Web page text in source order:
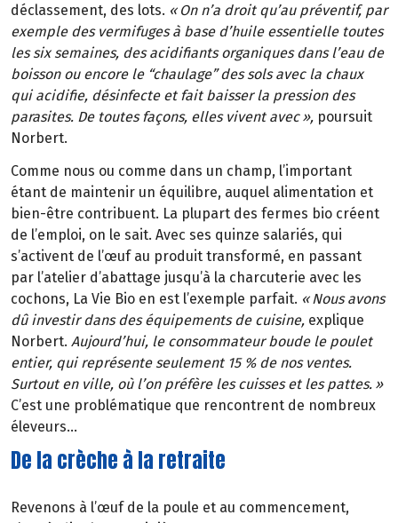
déclassement, des lots. « On n’a droit qu’au préventif, par
exemple des vermifugesà base d’huile essentielle toutes
les six semaines, des acidifiants organiques dans l’eau de
boisson ou encore le “chaulage”des sols avec la chaux
qui acidifie, désinfecte et fait baisser la pression des
parasites. De toutes façons, elles vivent avec », poursuit
Norbert.
Comme nous ou comme dans un champ, l’important
étant de maintenir un équilibre, auquel alimentation et
bien-être contribuent. La plupart des fermes bio créent
de l’emploi, on le sait. Avec ses quinze salariés, qui
s’activent de l’œuf au produit transformé, en passant
par l’atelier d’abattage jusqu’à la charcuterie avec les
cochons, La Vie Bio en est l’exemple parfait. « Nous avons
dûinvestir dans deséquipements de cuisine, explique
Norbert. Aujourd’hui, le consommateur boude le poulet
entier, qui représente seulement 15 % de nos ventes.
Surtout en ville, où l’on préfère les cuisses et les pattes. »
C’est une problématique que rencontrent de nombreux
éleveurs…
De la crèche à la retraite
Revenons à l’œuf de la poule et au commencement,